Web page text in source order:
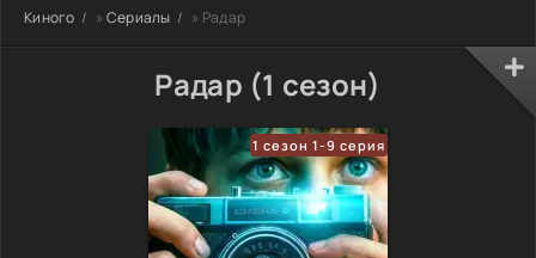
Киного » Сериалы » Радар
Радар (1 сезон)
1 сезон 1-9 серия